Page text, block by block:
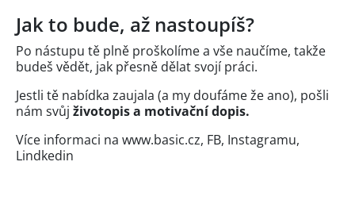
Jak to bude, až nastoupíš?
Po nástupu tě plně proškolíme a vše naučíme, takže
budeš vědět, jak přesně dělat svojí práci.
Jestli tě nabídka zaujala (a my doufáme že ano), pošli
nám svůj životopis a motivační dopis.
Více informaci na www.basic.cz, FB, Instagramu,
Lindkedin